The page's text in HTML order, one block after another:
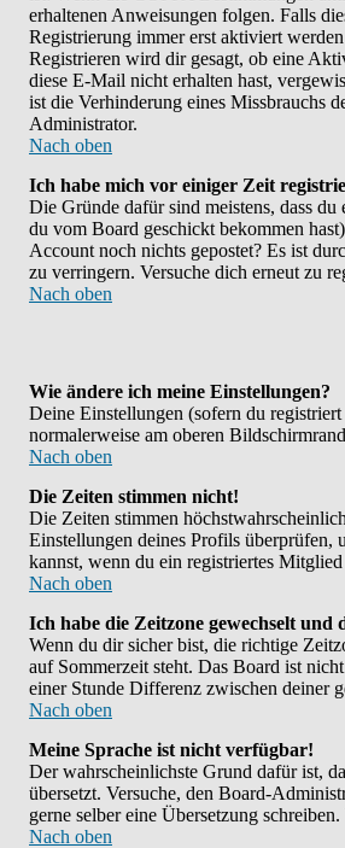
erhaltenen Anweisungen folgen. Falls
Registrierung immer erst aktiviert
Registrieren wird dir gesagt, ob eine
diese E-Mail nicht erhalten hast,
ist die Verhinderung eines Missbrauchs
Administrator.
Nach oben
Ich habe mich vor einiger Zeit
Die Gründe dafür sind meistens, dass
du vom Board geschickt bekommen
Account noch nichts gepostet? Es ist
zu verringern. Versuche dich erneut zu
Nach oben
Wie ändere ich meine Einstellungen?
Deine Einstellungen (sofern du
normalerweise am oberen
Nach oben
Die Zeiten stimmen nicht!
Die Zeiten stimmen
Einstellungen deines Profils überprüfen,
kannst, wenn du ein registriertes
Nach oben
Ich habe die Zeitzone gewechselt und
Wenn du dir sicher bist, die richtige
auf Sommerzeit steht. Das Board ist
einer Stunde Differenz zwischen deiner
Nach oben
Meine Sprache ist nicht verfügbar!
Der wahrscheinlichste Grund dafür ist,
übersetzt. Versuche, den Board-
gerne selber eine Übersetzung
Nach oben